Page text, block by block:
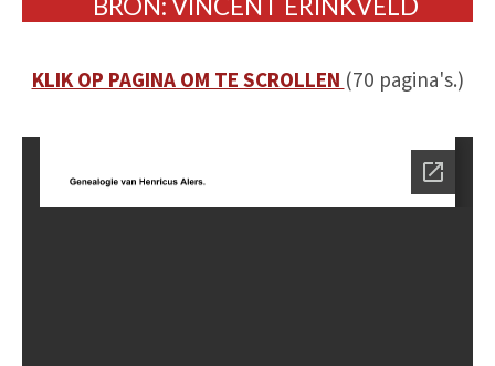
BRON: VINCENT ERINKVELD
KLIK OP PAGINA OM TE SCROLLEN (70 pagina's.)